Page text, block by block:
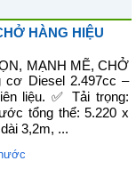
HÀNG HIỆU
MẠNH MẼ, CHỞ
cơ Diesel 2.497cc –
liệu. ✅ Tải trọng:
tổng thể: 5.220 x
3,2m, ...